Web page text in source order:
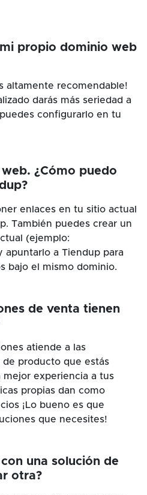
propio dominio web
altamente recomendable!
darás más seriedad a
configurarlo en tu
¿Cómo puedo
enlaces en tu sitio actual
También puedes crear un
(ejemplo:
a Tiendup para
bajo el mismo dominio.
de venta tienen
atiende a las
producto que estás
mejor experiencia a tus
propias dan como
¡Lo bueno es que
que necesites!
una solución de
otra?